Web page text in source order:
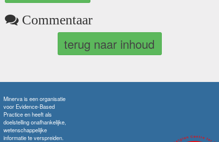
Commentaar
terug naar inhoud
Minerva is een organisatie
voor Evidence-Based
Practice en heeft als
doelstelling onafhankelijke,
wetenschappelijke
informatie te verspreiden.